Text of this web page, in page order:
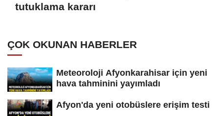
tutuklama kararı
ÇOK OKUNAN HABERLER
Meteoroloji Afyonkarahisar için yeni
hava tahminini yayımladı
Afyon'da yeni otobüslere erişim testi